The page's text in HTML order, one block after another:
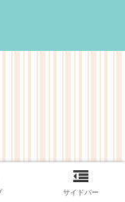
サイドバー